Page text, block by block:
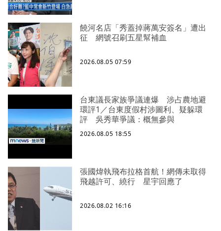
饒河名店「秀蓋掉蔣萬安簽名」遭出
征 網號召刷五星幫補血
2026.08.05 07:59
台東議長家族爭議連爆 涉占農地避
環評1／台東度假村涉圖利、疑躲環
評 吳秀華爭議：概無參與
2026.08.05 18:55
張國煒執飛布拉格首航！網傳未取得
飛越許可、繞行 星宇回應了
2026.08.02 16:16